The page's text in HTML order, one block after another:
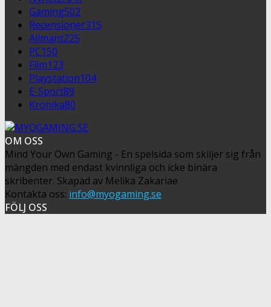
Gaming502
Recensioner315
Allmänt225
PC150
Film123
Playstation104
E-Sport89
Krönika80
OM OSS
Mind Your Own Gaming - En spelsida som skiljer sig från
mängden med endast kvinnliga och icke binära
skribenter. Skapad av Melika Zakariae
Kontakta oss: info@myogaming.se
FÖLJ OSS